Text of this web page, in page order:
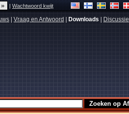
|Wachtwoord kwijt
Vraag en Antwoord Downloads Discussie